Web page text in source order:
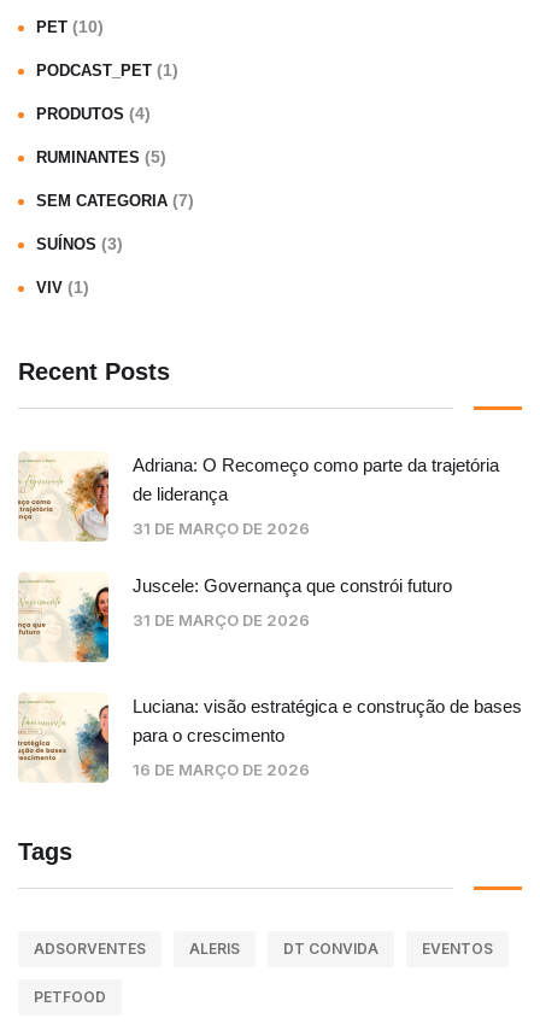
PET (10)
PODCAST_PET (1)
PRODUTOS (4)
RUMINANTES (5)
SEM CATEGORIA (7)
SUÍNOS (3)
VIV (1)
Recent Posts
Adriana: O Recomeço como parte da trajetória
de liderança
31 DE MARÇO DE 2026
Juscele: Governança que constrói futuro
31 DE MARÇO DE 2026
Luciana: visão estratégica e construção de bases
para o crescimento
16 DE MARÇO DE 2026
Tags
ADSORVENTES ALERIS DT CONVIDA EVENTOS
PETFOOD